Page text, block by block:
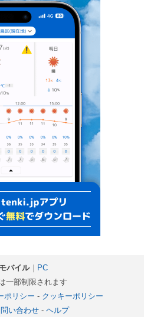
モバイル｜ PC
一部制限されます
ポリシー - クッキーポリシー
い合わせ- ヘルプ